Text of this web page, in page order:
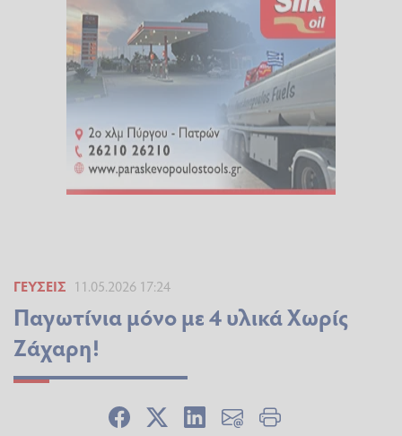
ΓΕΎΣΕΙΣ 11.05.2026 17:24
Παγωτίνια μόνο με 4 υλικά Χωρίς
Ζάχαρη!